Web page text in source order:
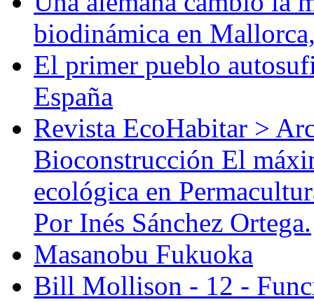
biodinámica en
El primer pueblo
España
Revista EcoHabitar >
Bioconstrucción El
ecológica en
Por Inés Sánchez Ortega.
Masanobu Fukuoka
Bill Mollison - 12 -